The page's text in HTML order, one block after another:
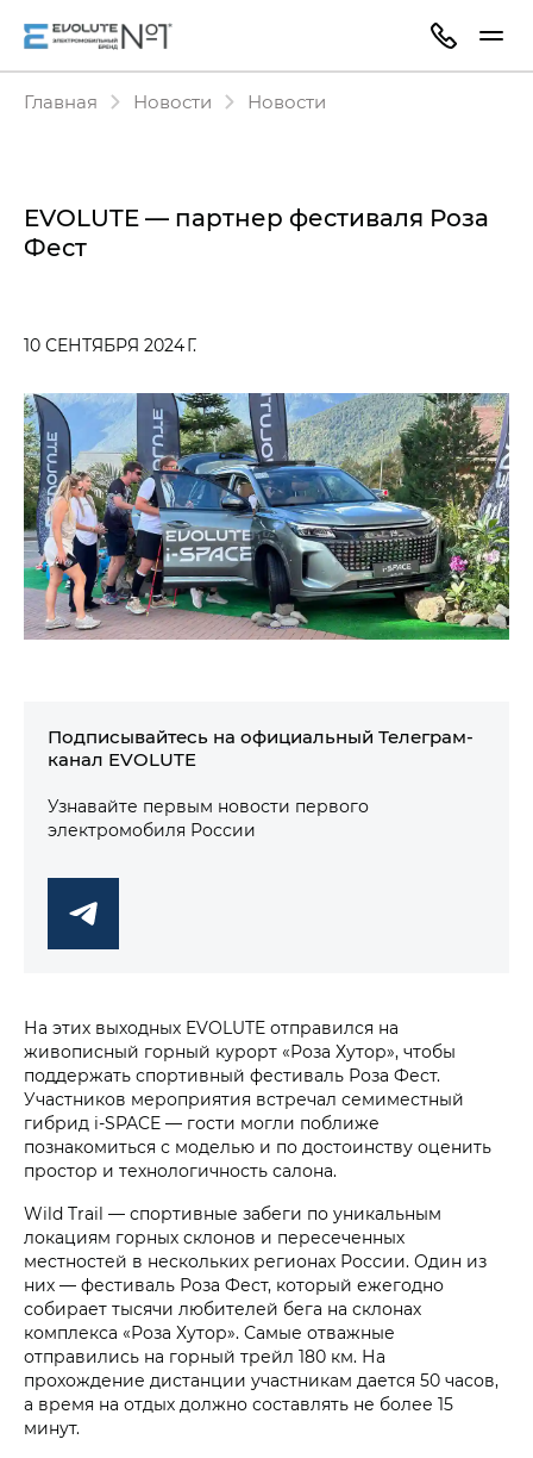
Главная Новости Новости
EVOLUTE — партнер фестиваля Роза
Фест
10 СЕНТЯБРЯ 2024 Г.
Подписывайтесь на официальный Телеграм-
канал EVOLUTE
Узнавайте первым новости первого
электромобиля России
На этих выходных EVOLUTE отправился на
живописный горный курорт «Роза Хутор», чтобы
поддержать спортивный фестиваль Роза Фест.
Участников мероприятия встречал семиместный
гибрид i‑SPACE — гости могли поближе
познакомиться с моделью и по достоинству оценить
простор и технологичность салона.
Wild Trail — спортивные забеги по уникальным
локациям горных склонов и пересеченных
местностей в нескольких регионах России. Один из
них — фестиваль Роза Фест, который ежегодно
собирает тысячи любителей бега на склонах
комплекса «Роза Хутор». Самые отважные
отправились на горный трейл 180 км. На
прохождение дистанции участникам дается 50 часов,
а время на отдых должно составлять не более 15
минут.